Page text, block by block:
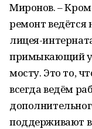
Миронов. –
ремонт ведётся
лицея-
примыкающий
мосту. Это то,
всегда ведём
поддерживают в